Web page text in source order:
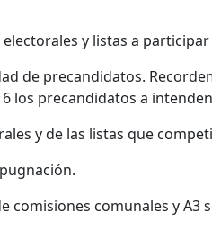
y listas a
de precandidatos.
los precandidatos a
y de las listas que
comisiones comunales y A3